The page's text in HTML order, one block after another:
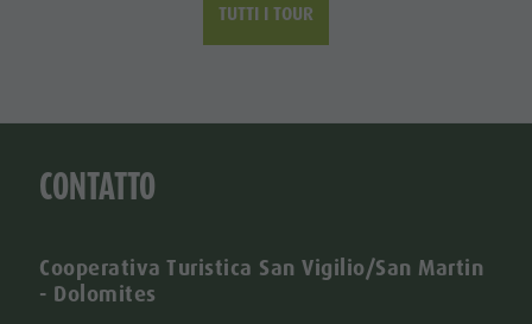
- Dolomites